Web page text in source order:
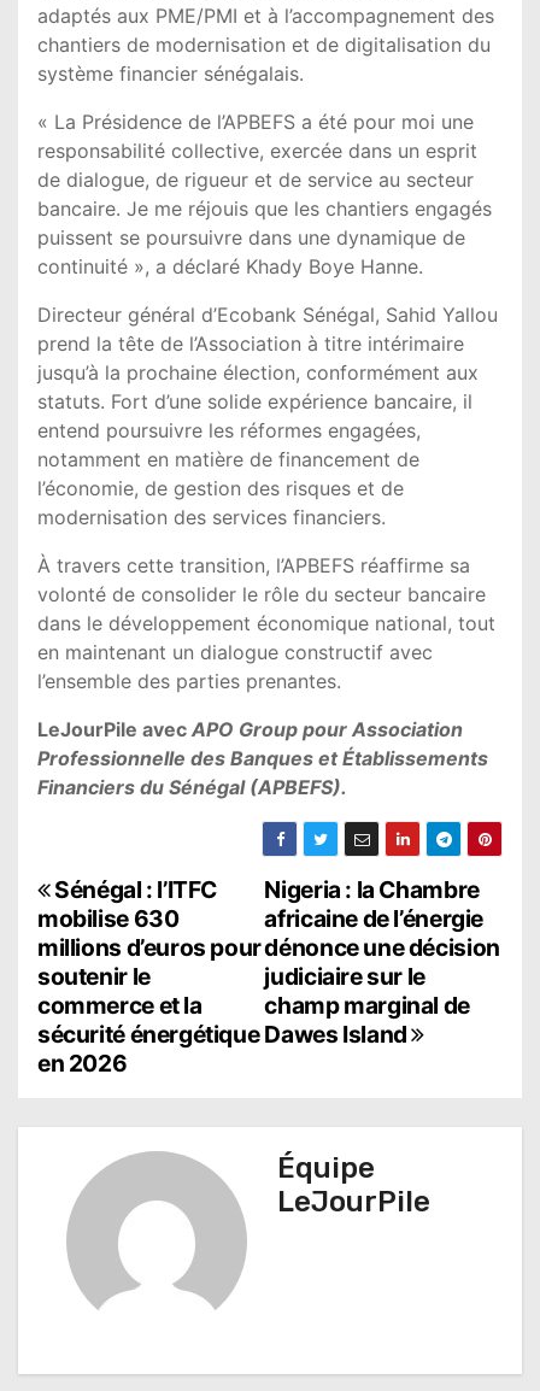
adaptés aux PME/PMI et à l’accompagnement des
chantiers de modernisation et de digitalisation du
système financier sénégalais.
« La Présidence de l’APBEFS a été pour moi une
responsabilité collective, exercée dans un esprit
de dialogue, de rigueur et de service au secteur
bancaire. Je me réjouis que les chantiers engagés
puissent se poursuivre dans une dynamique de
continuité », a déclaré Khady Boye Hanne.
Directeur général d’Ecobank Sénégal, Sahid Yallou
prend la tête de l’Association à titre intérimaire
jusqu’à la prochaine élection, conformément aux
statuts. Fort d’une solide expérience bancaire, il
entend poursuivre les réformes engagées,
notamment en matière de financement de
l’économie, de gestion des risques et de
modernisation des services financiers.
À travers cette transition, l’APBEFS réaffirme sa
volonté de consolider le rôle du secteur bancaire
dans le développement économique national, tout
en maintenant un dialogue constructif avec
l’ensemble des parties prenantes.
LeJourPile avec APO Group pour Association
Professionnelle des Banques et Établissements
Financiers du Sénégal (APBEFS).
N
a
v
i
g
a
Nigeria : la Chambre
africaine de l’énergie
dénonce une décision
judiciaire sur le
champ marginal de
Dawes Island
Sénégal : l’ITFC
mobilise 630
millions d’euros pour
soutenir le
commerce et la
sécurité énergétique
en 2026
Équipe
LeJourPile